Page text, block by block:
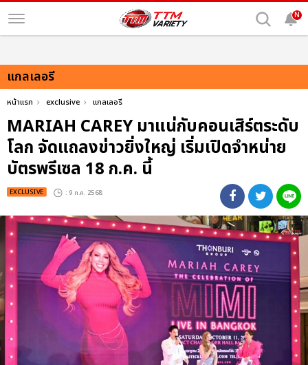
N
แกลเลอรี
หน้าแรก exclusive แกลเลอรี
MARIAH CAREY มาแน่กับคอนเสิร์ตระดับ
โลก จัดแถลงข่าวยิ่งใหญ่ เริ่มเปิดจำหน่าย
บัตรพรีเซล 18 ก.ค. นี้
EXCLUSIVE : 9 ก.ค. 2568